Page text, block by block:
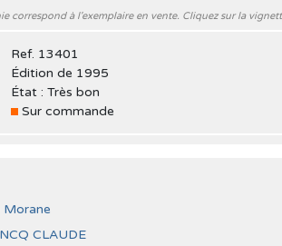
correspond à l'exemplaire en vente. Cliquez sur la
Ref. 13401
Édition de 1995
État : Très bon
Sur commande
Morane
CLAUDE